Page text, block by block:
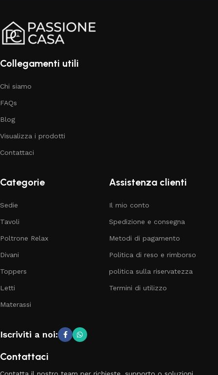
Collegamenti utili
Chi siamo
FAQs
Blog
Visualizza i prodotti
Contattaci
Categorie
Sedie
Tavoli
Poltrone Relax
Divani
Toppers
Letti
Materassi
Assistenza clienti
Il mio conto
Spedizione e consegna
Metodi di pagamento
Politica di reso e rimborso
politica sulla riservatezza
Termini di utilizzo
Iscriviti a noi:
Contattaci